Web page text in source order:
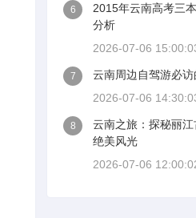
6
2015年云南高考三
分析
2026-07-06
7
云南周边自驾游必
2026-07-06
8
云南之旅：探秘丽
绝美风光
2026-07-06